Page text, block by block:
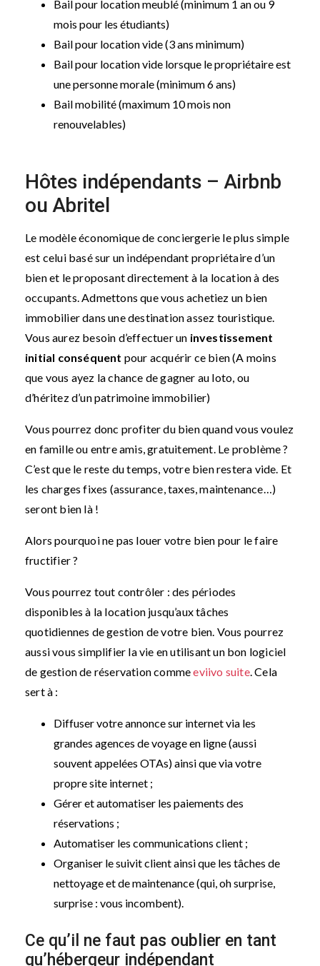
Bail pour location meublé (minimum 1 an ou 9
mois pour les étudiants)
Bail pour location vide (3 ans minimum)
Bail pour location vide lorsque le propriétaire est
une personne morale (minimum 6 ans)
Bail mobilité (maximum 10 mois non
renouvelables)
Hôtes indépendants – Airbnb
ou Abritel
Le modèle économique de conciergerie le plus simple
est celui basé sur un indépendant propriétaire d’un
bien et le proposant directement à la location à des
occupants. Admettons que vous achetiez un bien
immobilier dans une destination assez touristique.
Vous aurez besoin d’effectuer un investissement
initial conséquent pour acquérir ce bien (A moins
que vous ayez la chance de gagner au loto, ou
d’héritez d’un patrimoine immobilier)
Vous pourrez donc profiter du bien quand vous voulez
en famille ou entre amis, gratuitement. Le problème ?
C’est que le reste du temps, votre bien restera vide. Et
les charges fixes (assurance, taxes, maintenance…)
seront bien là !
Alors pourquoi ne pas louer votre bien pour le faire
fructifier ?
Vous pourrez tout contrôler : des périodes
disponibles à la location jusqu’aux tâches
quotidiennes de gestion de votre bien. Vous pourrez
aussi vous simplifier la vie en utilisant un bon logiciel
de gestion de réservation commeeviivo suite. Cela
sert à :
Diffuser votre annonce sur internet via les
grandes agences de voyage en ligne (aussi
souvent appelées OTAs) ainsi que via votre
propre site internet ;
Gérer et automatiser les paiements des
réservations ;
Automatiser les communications client ;
Organiser le suivit client ainsi que les tâches de
nettoyage et de maintenance (qui, oh surprise,
surprise : vous incombent).
Ce qu’il ne faut pas oublier en tant
qu’hébergeur indépendant